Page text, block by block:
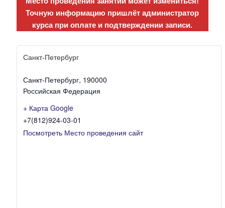
Точную информацию пришлёт администратор
курса при оплате и подтверждении записи.
Санкт-Петербург
Санкт-Петербург, 190000
Российская Федерация
+ Карта Google
+7(812)924-03-01
Посмотреть Место проведения сайт